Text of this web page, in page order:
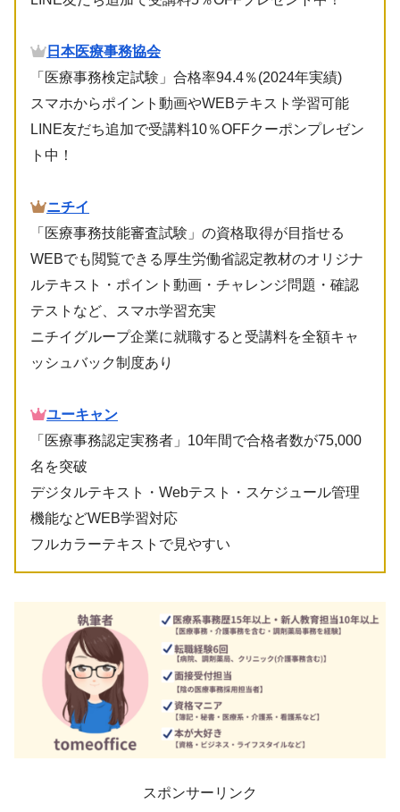
日本医療事務協会
「医療事務検定試験」合格率94.4％(2024年実績)
スマホからポイント動画やWEBテキスト学習可能
LINE友だち追加で受講料10％OFFクーポンプレゼン
ト中！
ニチイ
「医療事務技能審査試験」の資格取得が目指せる
WEBでも閲覧できる厚生労働省認定教材のオリジナ
ルテキスト・ポイント動画・チャレンジ問題・確認
テストなど、スマホ学習充実
ニチイグループ企業に就職すると受講料を全額キャ
ッシュバック制度あり
ユーキャン
「医療事務認定実務者」10年間で合格者数が75,000
名を突破
デジタルテキスト・Webテスト・スケジュール管理
機能などWEB学習対応
フルカラーテキストで見やすい
スポンサーリンク